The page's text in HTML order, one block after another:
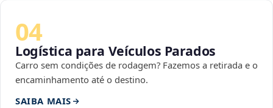
04
Logística para Veículos Parados
Carro sem condições de rodagem? Fazemos a retirada e o
encaminhamento até o destino.
SAIBA MAIS